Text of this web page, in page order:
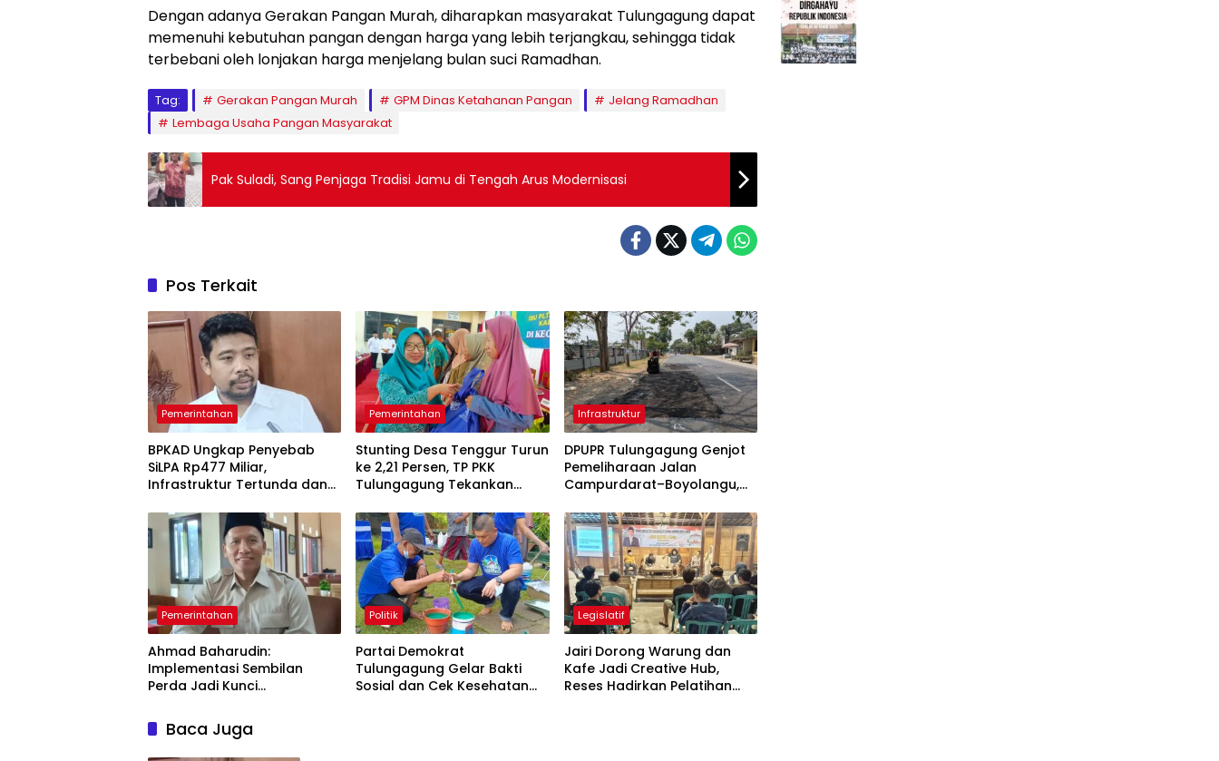
Dengan adanya Gerakan Pangan Murah, diharapkan masyarakat Tulungagung dapat
memenuhi kebutuhan pangan dengan harga yang lebih terjangkau, sehingga tidak
terbebani oleh lonjakan harga menjelang bulan suci Ramadhan.
Tag: Gerakan Pangan Murah GPM Dinas Ketahanan Pangan
Jelang Ramadhan
Lembaga Usaha Pangan Masyarakat
Pak Suladi, Sang Penjaga Tradisi Jamu di Tengah Arus Modernisasi
Pos Terkait
Pemerintahan
BPKAD Ungkap Penyebab
SiLPA Rp477 Miliar,
Infrastruktur Tertunda dan
Pemerintahan
Stunting Desa Tenggur Turun
ke 2,21 Persen, TP PKK
Tulungagung Tekankan
Berkelanjutan
Infrastruktur
DPUPR Tulungagung Genjot
Pemeliharaan Jalan
Campurdarat–Boyolangu,
Diperbaiki
Pemerintahan
Ahmad Baharudin:
Implementasi Sembilan
Perda Jadi Kunci
Tulungagung
Politik
Partai Demokrat
Tulungagung Gelar Bakti
Sosial dan Cek Kesehatan
Legislatif
Jairi Dorong Warung dan
Kafe Jadi Creative Hub,
Reses Hadirkan Pelatihan
Baca Juga